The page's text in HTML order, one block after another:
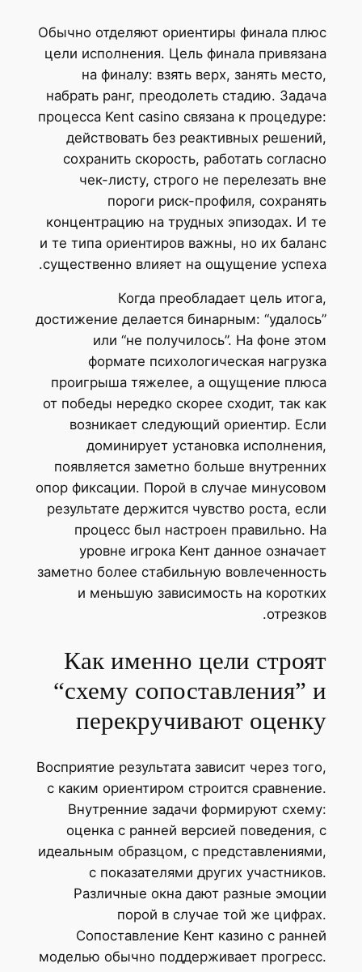
Обычно отделяют ориентиры финала плюс
цели исполнения. Цель финала привязана
на финалу: взять верх, занять место,
набрать ранг, преодолеть стадию. Задача
процесса Kent casino связана к процедуре:
действовать без реактивных решений,
сохранить скорость, работать согласно
чек-листу, строго не перелезать вне
пороги риск-профиля, сохранять
концентрацию на трудных эпизодах. И те
и те типа ориентиров важны, но их баланс
существенно влияет на ощущение успеха.
Когда преобладает цель итога,
достижение делается бинарным: “удалось”
или “не получилось”. На фоне этом
формате психологическая нагрузка
проигрыша тяжелее, а ощущение плюса
от победы нередко скорее сходит, так как
возникает следующий ориентир. Если
доминирует установка исполнения,
появляется заметно больше внутренних
опор фиксации. Порой в случае минусовом
результате держится чувство роста, если
процесс был настроен правильно. На
уровне игрока Кент данное означает
заметно более стабильную вовлеченность
и меньшую зависимость на коротких
отрезков.
Как именно цели строят
“схему сопоставления” и
перекручивают оценку
Восприятие результата зависит через того,
с каким ориентиром строится сравнение.
Внутренние задачи формируют схему:
оценка с ранней версией поведения, с
идеальным образцом, с представлениями,
с показателями других участников.
Различные окна дают разные эмоции
порой в случае той же цифрах.
Сопоставление Кент казино с ранней
моделью обычно поддерживает прогресс.